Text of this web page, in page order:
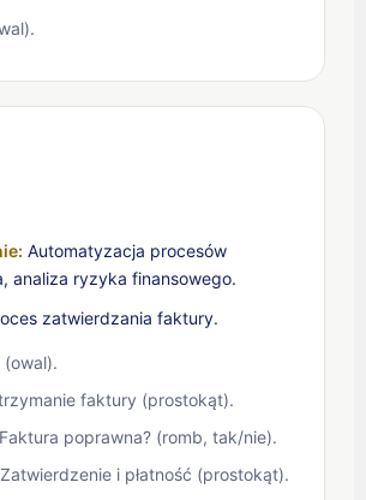
Automatyzacja procesów
analiza ryzyka finansowego.
zatwierdzania faktury.
faktury (prostokąt).
poprawna? (romb, tak/nie).
i płatność (prostokąt).